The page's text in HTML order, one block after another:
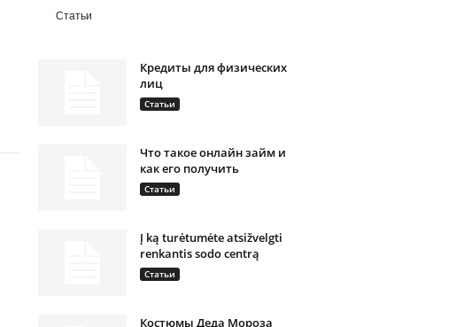
Статьи
Кредиты для физических
лиц
Статьи
Что такое онлайн займ и
как его получить
Статьи
Į ką turėtumėte atsižvelgti
renkantis sodo centrą
Статьи
Костюмы Деда Мороза